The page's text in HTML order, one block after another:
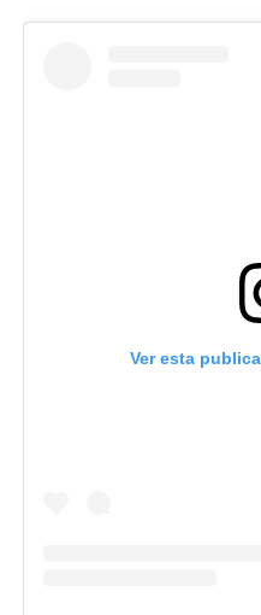
Ver esta